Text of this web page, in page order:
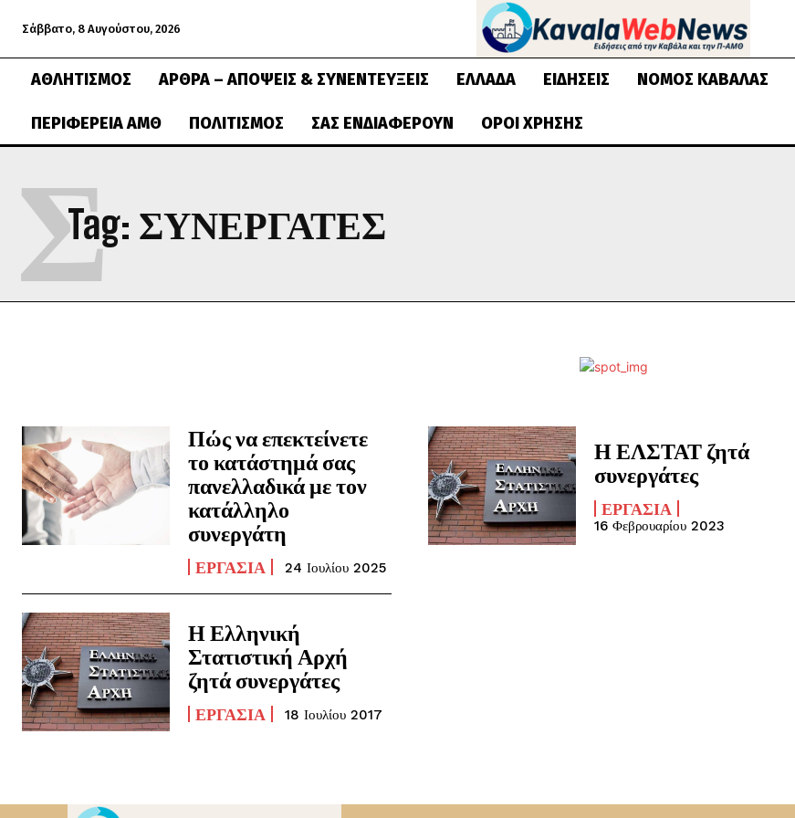
Σάββατο, 8 Αυγούστου, 2026
ΑΘΛΗΤΙΣΜΌΣ ΆΡΘΡΑ – ΑΠΌΨΕΙΣ & ΣΥΝΕΝΤΕΎΞΕΙΣ ΕΛΛΆΔΑ ΕΙΔΉΣΕΙΣ ΝΟΜΌΣ ΚΑΒΆΛΑΣ
ΠΕΡΙΦΈΡΕΙΑ ΑΜΘ ΠΟΛΙΤΙΣΜΌΣ ΣΑΣ ΕΝΔΙΑΦΈΡΟΥΝ ΌΡΟΙ ΧΡΉΣΗΣ
Tag: ΣΥΝΕΡΓΑΤΕΣ
Σ
Πώς να επεκτείνετε
το κατάστημά σας
πανελλαδικά με τον
κατάλληλο
συνεργάτη
ΕΡΓΑΣΊΑ 24 Ιουλίου 2025
Η ΕΛΣΤΑΤ ζητά
συνεργάτες
ΕΡΓΑΣΊΑ
16 Φεβρουαρίου 2023
Η Ελληνική
Στατιστική Αρχή
ζητά συνεργάτες
ΕΡΓΑΣΊΑ 18 Ιουλίου 2017